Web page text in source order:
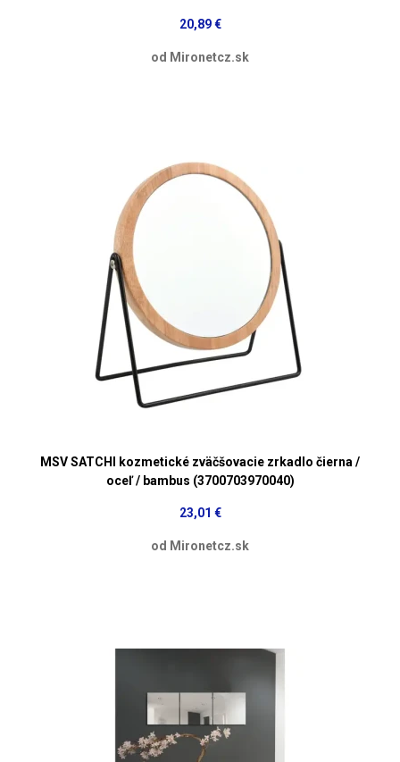
20,89 €
od Mironetcz.sk
MSV SATCHI kozmetické zväčšovacie zrkadlo čierna /
oceľ / bambus (3700703970040)
23,01 €
od Mironetcz.sk